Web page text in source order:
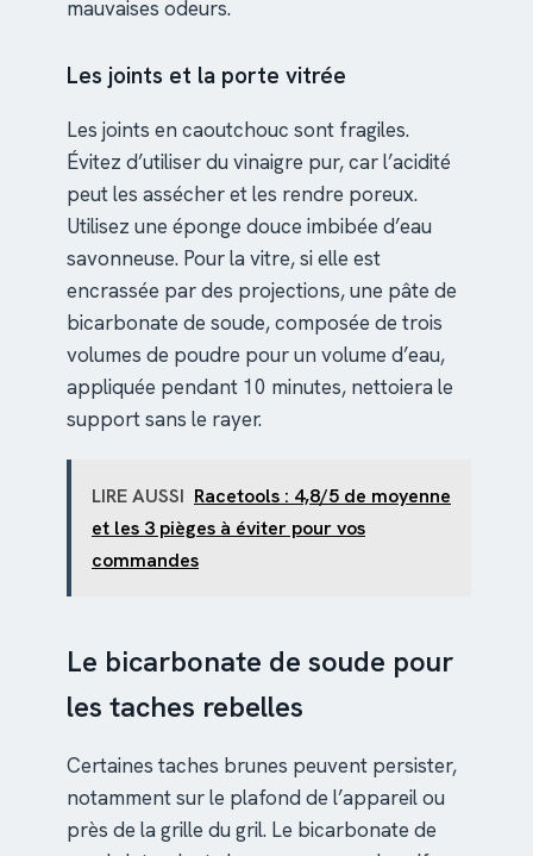
mauvaises odeurs.
Les joints et la porte vitrée
Les joints en caoutchouc sont fragiles.
Évitez d’utiliser du vinaigre pur, car l’acidité
peut les assécher et les rendre poreux.
Utilisez une éponge douce imbibée d’eau
savonneuse. Pour la vitre, si elle est
encrassée par des projections, une pâte de
bicarbonate de soude, composée de trois
volumes de poudre pour un volume d’eau,
appliquée pendant 10 minutes, nettoiera le
support sans le rayer.
LIRE AUSSI Racetools : 4,8/5 de moyenne
et les 3 pièges à éviter pour vos
commandes
Le bicarbonate de soude pour
les taches rebelles
Certaines taches brunes peuvent persister,
notamment sur le plafond de l’appareil ou
près de la grille du gril. Le bicarbonate de